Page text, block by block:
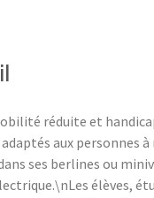
réduite et
aux personnes
ses berlines ou
élèves,